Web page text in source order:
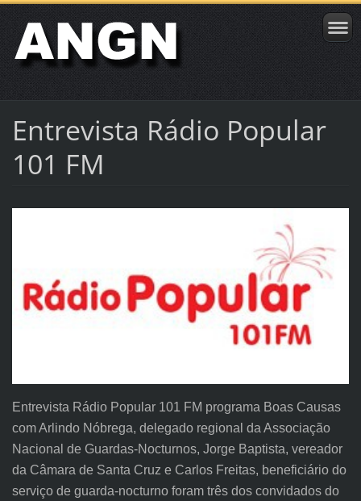
Entrevista Rádio Popular
101 FM
Entrevista Rádio Popular 101 FM programa Boas Causas
com Arlindo Nóbrega, delegado regional da Associação
Nacional de Guardas-Nocturnos, Jorge Baptista, vereador
da Câmara de Santa Cruz e Carlos Freitas, beneficiário do
serviço de guarda-nocturno foram três dos convidados do